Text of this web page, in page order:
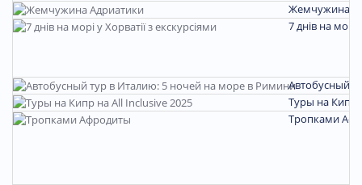
Жемчужина
7 днів на морі
Автобусный
Туры на Кипр
Тропками